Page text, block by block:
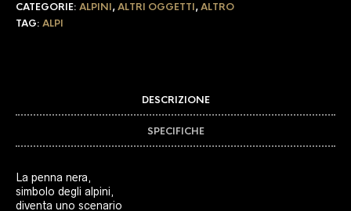
CATEGORIE: ALPINI,ALTRI OGGETTI,ALTRO
TAG: ALPI
DESCRIZIONE
SPECIFICHE
La penna nera,
simbolo degli alpini,
diventa uno scenario